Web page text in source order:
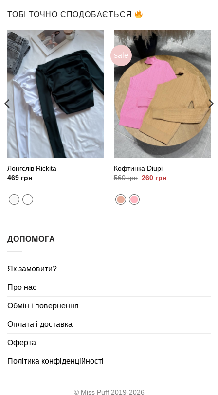
ТОБІ ТОЧНО СПОДОБАЄТЬСЯ
Лонгслів Rickita
469грн
sale
Кофтинка Diupi
560грн Оригінальна
260грнПоточна
ДОПОМОГА
Як замовити?
Про нас
Обмін і повернення
Оплата і доставка
Оферта
Політика конфіденційності
© Miss Puff 2019-2026